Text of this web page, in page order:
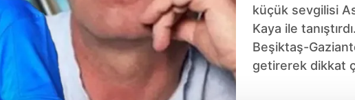
küçük sevgilisi
Kaya ile
Beşiktaş-
getirerek dikkat